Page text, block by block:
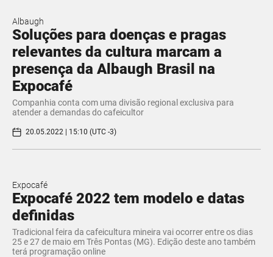
Albaugh
Soluções para doenças e pragas
relevantes da cultura marcam a
presença da Albaugh Brasil na
Expocafé
Companhia conta com uma divisão regional exclusiva para
atender a demandas do cafeicultor
20.05.2022 | 15:10 (UTC -3)
Expocafé
Expocafé 2022 tem modelo e datas
definidas
Tradicional feira da cafeicultura mineira vai ocorrer entre os dias
25 e 27 de maio em Três Pontas (MG). Edição deste ano também
terá programação online